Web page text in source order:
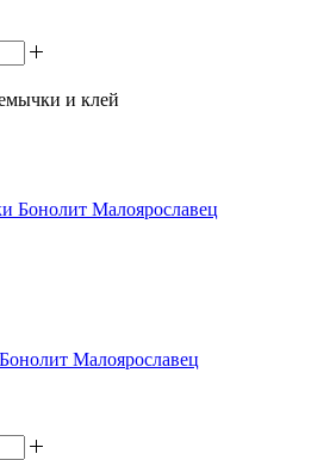
и клей
Малоярославец